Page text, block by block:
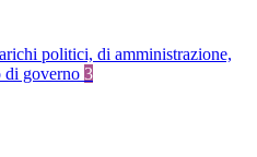
politici, di amministrazione,
di governo 3